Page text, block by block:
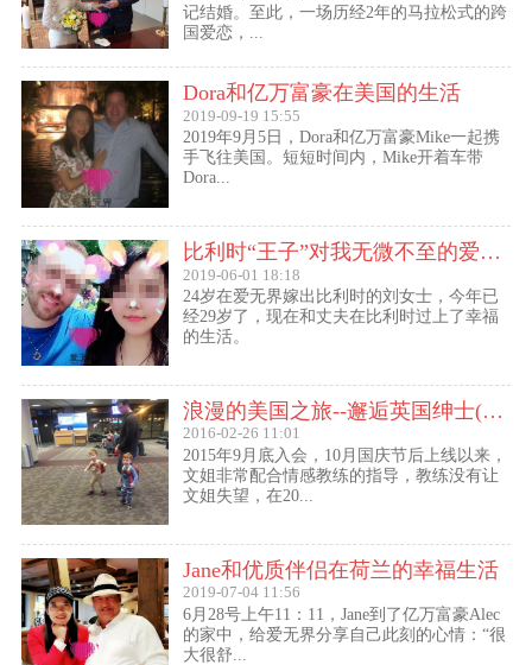
记结婚。至此，一场历经2年的马拉松式的跨
国爱恋，...
Dora和亿万富豪在美国的生活
2019-09-19 15:55
2019年9月5日，Dora和亿万富豪Mike一起携
手飞往美国。短短时间内，Mike开着车带
Dora...
比利时“王子”对我无微不至的爱（爱无界刘女士的海外生活）
2019-06-01 18:18
24岁在爱无界嫁出比利时的刘女士，今年已
经29岁了，现在和丈夫在比利时过上了幸福
的生活。
浪漫的美国之旅--邂逅英国绅士(文姐与Kent的见面动态）
2016-02-26 11:01
2015年9月底入会，10月国庆节后上线以来，
文姐非常配合情感教练的指导，教练没有让
文姐失望，在20...
Jane和优质伴侣在荷兰的幸福生活
2019-07-04 11:56
6月28号上午11：11，Jane到了亿万富豪Alec
的家中，给爱无界分享自己此刻的心情：“很
大很舒...